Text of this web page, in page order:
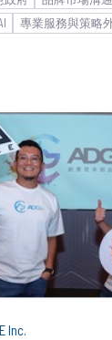
專業服務與策略
Inc.